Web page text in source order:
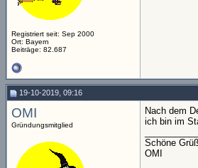
Registriert seit: Sep 2000
Ort: Bayern
Beiträge: 82.687
19-10-2019, 09:16
OMI
Gründungsmitglied
Nach dem
ich bin im
Schöne
OMI